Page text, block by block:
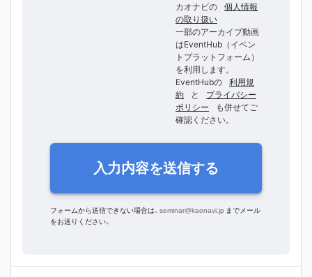
カオナビの
個人情報
の取り扱い
一部のアーカイブ動画
はEventHub（イベン
トプラットフォーム）
を利用します。
EventHubの
利用規
約
と
プライバシー
ポリシー
も併せてご
確認ください。
入力内容を送信する
フォームから送信できない場合は、 seminar@kaonavi.jp までメール
をお送りください。